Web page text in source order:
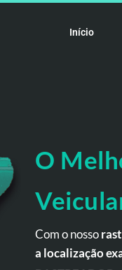
Início
O
Com o nosso
a localização